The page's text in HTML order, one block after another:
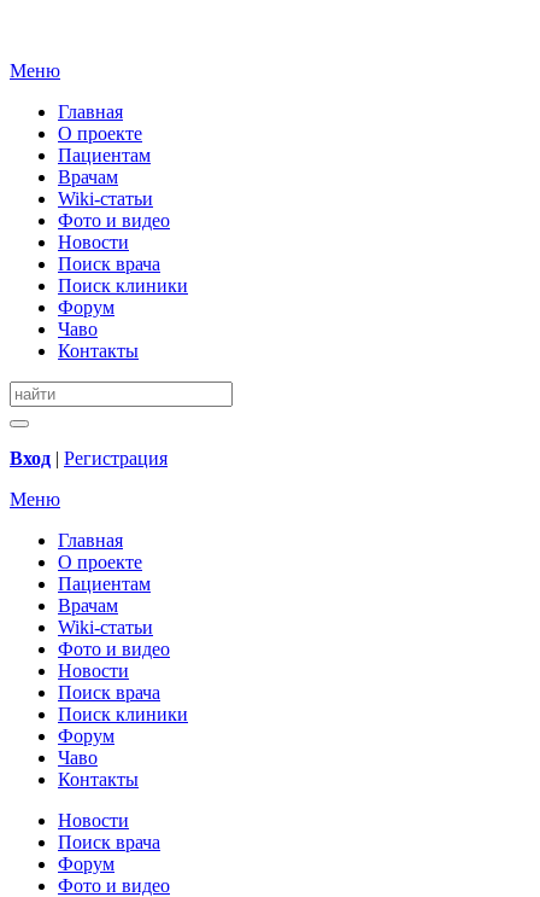
Меню
Главная
О проекте
Пациентам
Врачам
Wiki-статьи
Фото и видео
Новости
Поиск врача
Поиск клиники
Форум
Чаво
Контакты
Вход | Регистрация
Меню
Главная
О проекте
Пациентам
Врачам
Wiki-статьи
Фото и видео
Новости
Поиск врача
Поиск клиники
Форум
Чаво
Контакты
Новости
Поиск врача
Форум
Фото и видео